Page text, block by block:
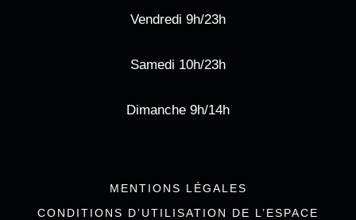
Vendredi 9h/23h
Samedi 10h/23h
Dimanche 9h/14h
MENTIONS LÉGALES
CONDITIONS D’UTILISATION DE L’ESPACE